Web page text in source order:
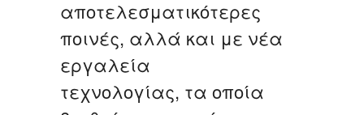
αποτελεσματικότερες
ποινές, αλλά και με νέα
εργαλεία
τεχνολογίας, τα οποία